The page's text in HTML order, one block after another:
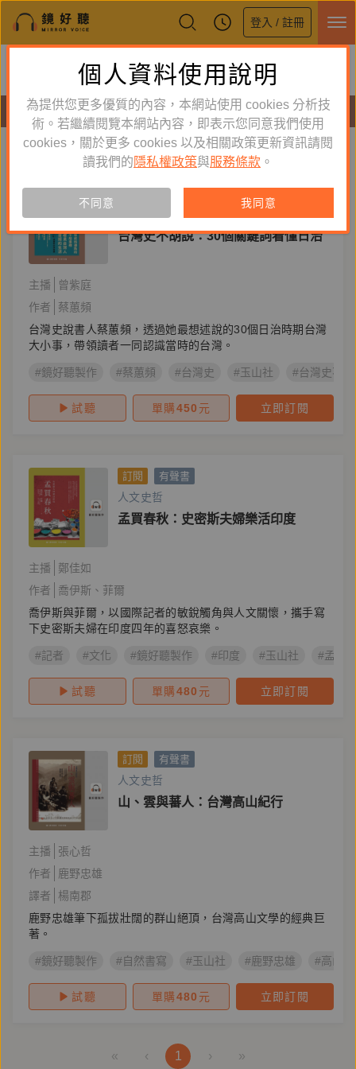
登入 / 註冊
鏡好聽全新APP上線
體驗全面升級，即刻下載
有聲書
玉山社 新到舊 舊到新
有聲書
台灣史不胡說：30個關鍵詞看懂日治
主播
曾紫庭
作者
蔡蕙頻
台灣史說書人蔡蕙頻，透過她最想述說的30個日治時期台灣
大小事，帶領讀者一同認識當時的台灣。
#鏡好聽製作 #蔡蕙頻 #台灣史 #玉山社 #台灣史不
試聽 單購450 元 立即訂閱
訂閱 有聲書
人文史哲
孟買春秋：史密斯夫婦樂活印度
主播
鄭佳如
作者
喬伊斯
菲爾
喬伊斯與菲爾，以國際記者的敏銳觸角與人文關懷，攜手寫
下史密斯夫婦在印度四年的喜怒哀樂。
#記者 #文化 #鏡好聽製作 #印度 #玉山社 #孟買
試聽 單購480 元 立即訂閱
訂閱 有聲書
人文史哲
山、雲與蕃人：台灣高山紀行
主播
張心哲
作者
鹿野忠雄
譯者
楊南郡
鹿野忠雄筆下孤拔壯闊的群山絕頂，台灣高山文學的經典巨
著。
#鏡好聽製作 #自然書寫 #玉山社 #鹿野忠雄 #高山
試聽 單購480 元 立即訂閱
« ‹ 1 › »
個人資料使用說明
為提供您更多優質的內容，本網站使用 cookies 分析技
術。若繼續閱覽本網站內容，即表示您同意我們使用
cookies，關於更多 cookies 以及相關政策更新資訊請閱
讀我們的 隱私權政策與服務條款 。
不同意 我同意